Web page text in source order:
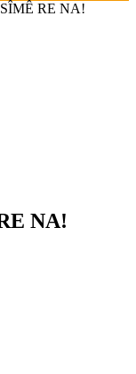
RE NA!
NA!